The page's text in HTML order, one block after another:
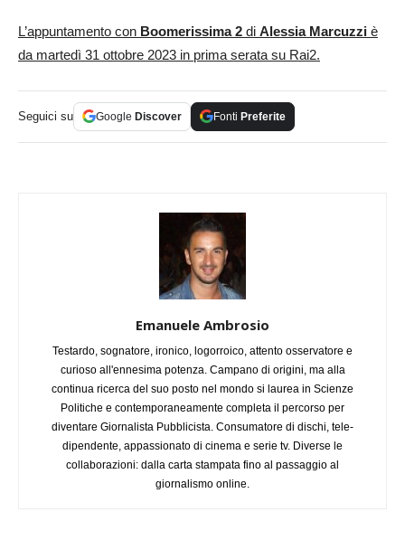
L’appuntamento con Boomerissima 2 di Alessia Marcuzzi è
da martedì 31 ottobre 2023 in prima serata su Rai2.
Seguici su Google Discover Fonti Preferite
Emanuele Ambrosio
Testardo, sognatore, ironico, logorroico, attento osservatore e
curioso all'ennesima potenza. Campano di origini, ma alla
continua ricerca del suo posto nel mondo si laurea in Scienze
Politiche e contemporaneamente completa il percorso per
diventare Giornalista Pubblicista. Consumatore di dischi, tele-
dipendente, appassionato di cinema e serie tv. Diverse le
collaborazioni: dalla carta stampata fino al passaggio al
giornalismo online.